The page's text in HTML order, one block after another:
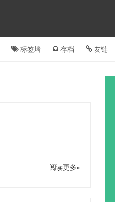
标签墙 存档 友链
阅读更多»